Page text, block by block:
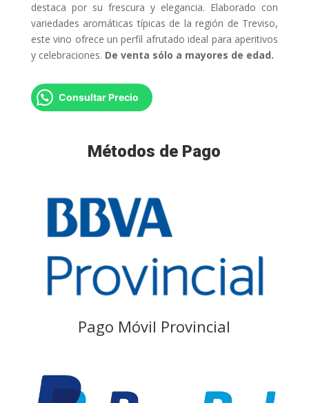
destaca por su frescura y elegancia. Elaborado con
variedades aromáticas típicas de la región de Treviso,
este vino ofrece un perfil afrutado ideal para aperitivos
y celebraciones. De venta sólo a mayores de edad.
Consultar Precio
Métodos de Pago
Pago Móvil Provincial